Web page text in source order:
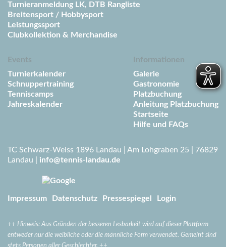
Turnieranmeldung LK, DTB Rangliste
Breitensport / Hobbysport
Leistungssport
Clubkollektion & Merchandise
Events
Turnierkalender
Schnuppertraining
Tenniscamps
Jahreskalender
Informationen
Galerie
Gastronomie
Platzbuchung
Anleitung Platzbuchung
Startseite
Hilfe und FAQs
TC Schwarz-Weiss 1896 Landau | Am Lohgraben 25 | 76829
Landau | info@tennis-landau.de
Impressum Datenschutz Pressespiegel Login
++ Hinweis: Aus Gründen der besseren Lesbarkeit wird auf dieser Plattform
entweder nur die weibliche oder die männliche Form verwendet. Gemeint sind
stets Personen aller Geschlechter. ++